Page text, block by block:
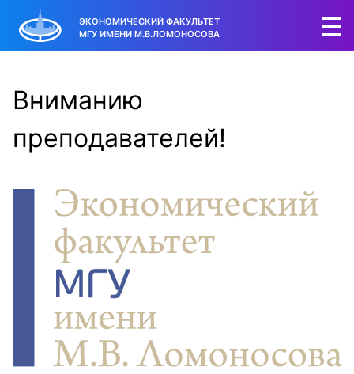
ЭКОНОМИЧЕСКИЙ ФАКУЛЬТЕТ
МГУ ИМЕНИ М.В.ЛОМОНОСОВА
Вниманию
преподавателей!